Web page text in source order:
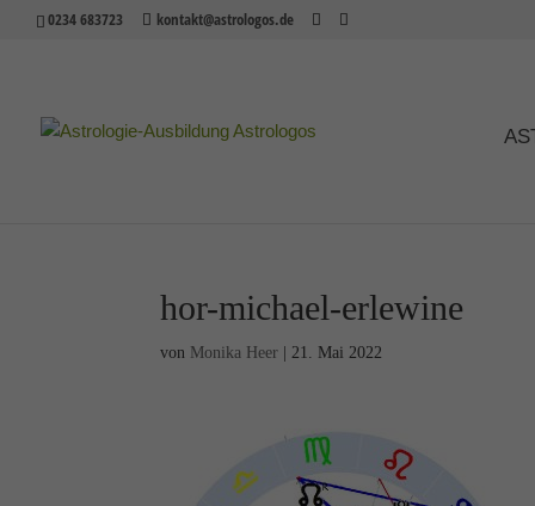
0234 683723 kontakt@astrologos.de
hor-michael-erlewine
von Monika Heer |21. Mai 2022